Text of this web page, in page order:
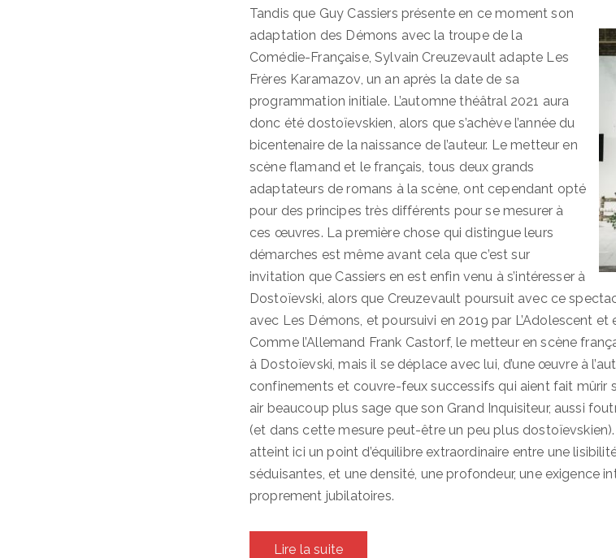
Tandis que Guy Cassiers présente en ce moment son
adaptation des Démons avec la troupe de la
Comédie-Française, Sylvain Creuzevault adapte Les
Frères Karamazov, un an après la date de sa
programmation initiale. L’automne théâtral 2021 aura
donc été dostoïevskien, alors que s’achève l’année du
bicentenaire de la naissance de l’auteur. Le metteur en
scène flamand et le français, tous deux grands
adaptateurs de romans à la scène, ont cependant opté
pour des principes très différents pour se mesurer à
ces œuvres. La première chose qui distingue leurs
démarches est même avant cela que c’est sur
invitation que Cassiers en est enfin venu à s’intéresser à
Dostoïevski, alors que Creuzevault poursuit avec ce
avec Les Démons, et poursuivi en 2019 par L’Adolescent et
Comme l’Allemand Frank Castorf, le metteur en scène
à Dostoïevski, mais il se déplace avec lui, d’une œuvre à
confinements et couvre-feux successifs qui aient fait mûrir
air beaucoup plus sage que son Grand Inquisiteur, aussi
(et dans cette mesure peut-être un peu plus
atteint ici un point d’équilibre extraordinaire entre une
séduisantes, et une densité, une profondeur, une exigence
proprement jubilatoires.
Lire la suite